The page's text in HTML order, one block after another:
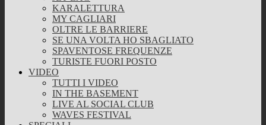
KARALETTURA
MY CAGLIARI
OLTRE LE BARRIERE
SE UNA VOLTA HO SBAGLIATO
SPAVENTOSE FREQUENZE
TURISTE FUORI POSTO
VIDEO
TUTTI I VIDEO
IN THE BASEMENT
LIVE AL SOCIAL CLUB
WAVES FESTIVAL